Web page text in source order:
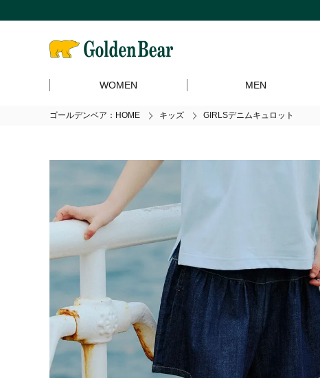
WOMEN MEN
ゴールデンベア：HOME キッズ GIRLSデニムキュロット